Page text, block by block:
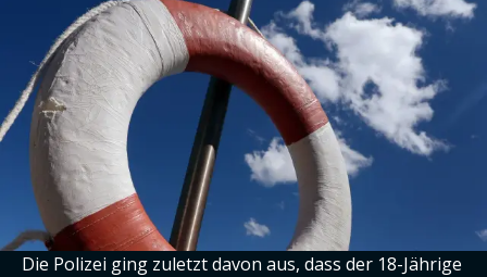
Die Polizei ging zuletzt davon aus, dass der 18-Jährige